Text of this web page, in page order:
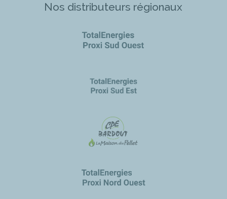
Nos distributeurs régionaux